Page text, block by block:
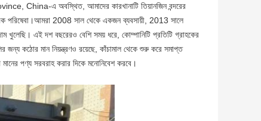
এ অবস্থিত, আমাদের কারখানাটি তিয়ানজিন বন্দরের
পরিষেবা।আমরা 2008 সাল থেকে একজন ব্যবসায়ী, 2013 সালে
খুলেছি। এই দশ বছরেরও বেশি সময় ধরে, কোম্পানিটি প্রতিটি গ্রাহকের
জন্য কঠোর মান নিয়ন্ত্রণও রয়েছে, কাঁচামাল থেকে শুরু করে সমাপ্ত
মানের পণ্য সরবরাহ করার দিকে মনোনিবেশ করবে।